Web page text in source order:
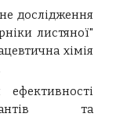
дослідження
листяної"
хімія
ефективності
та